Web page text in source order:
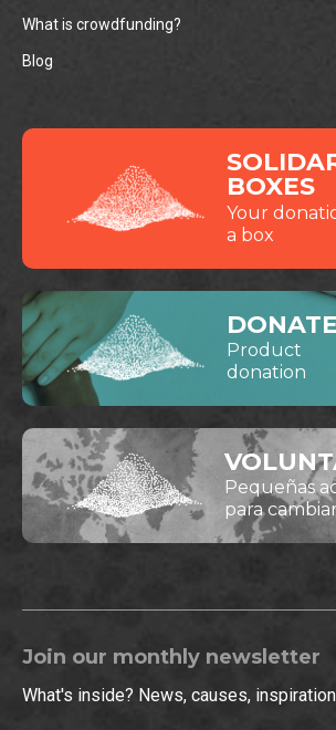
What is crowdfunding?
Blog
BOXES
Your
a box
DONATE
Product
donation
Pequeñas
para
Join our monthly newsletter
What's inside? News, causes,